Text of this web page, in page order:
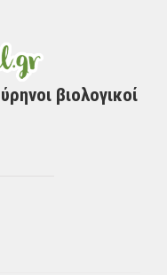
βιολογικοί